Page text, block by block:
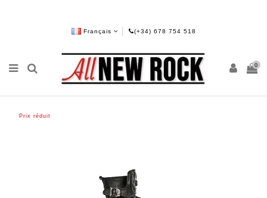
Français (+34) 678 754 518
0
Prix réduit